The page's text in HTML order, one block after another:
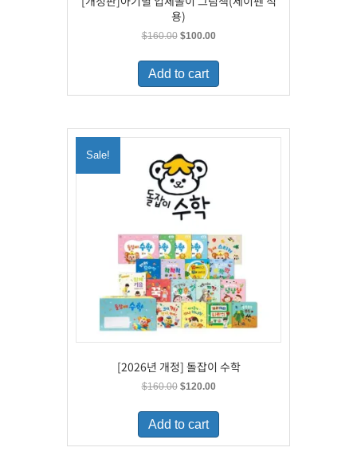
용)
$160.00 Original
was:
$160.00.
$100.00Current
is:
Add to cart
Sale!
[2026년 개정] 돌잡이 수학
$160.00 Original
was:
$160.00.
$120.00Current
is:
Add to cart